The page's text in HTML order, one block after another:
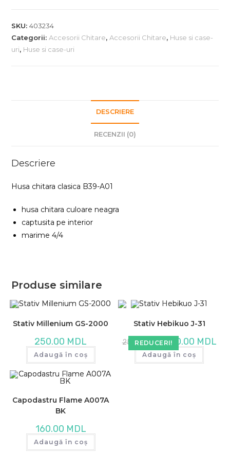
B39-
A01
SKU:403234
Categorii: Accesorii Chitare, Accesorii Chitare, Huse si case-
uri, Huse si case-uri
DESCRIERE
RECENZII (0)
Descriere
Husa chitara clasica B39-A01
husa chitara culoare neagra
captusita pe interior
marime 4/4
Produse similare
Stativ Millenium GS-2000
250.00 MDL
Adaugă în coș
REDUCERI!
Stativ Hebikuo J-31
250.00MDL Prețul
inițial
a
fost:
240.00 MDL
Adaugă în coș
Capodastru Flame A007A
BK
160.00 MDL
Adaugă în coș